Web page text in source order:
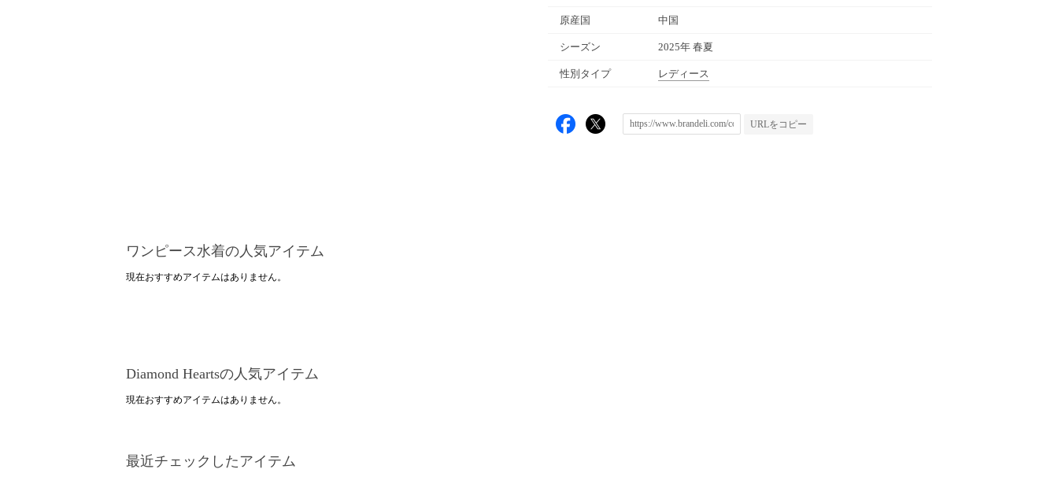
原産国 中国
シーズン 2025年 春夏
性別タイプ レディース
URLをコピー
ワンピース水着の人気アイテム
現在おすすめアイテムはありません。
Diamond Heartsの人気アイテム
現在おすすめアイテムはありません。
最近チェックしたアイテム